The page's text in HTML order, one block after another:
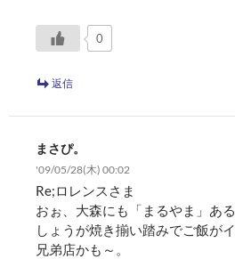
0
返信
まさぴ。
'09/05/28(木) 00:02
Re;ロレンスさま
おぉ、大森にも「まるやま」ある
しょうが焼き揃い踏みでご飯が
兄弟店かも～。